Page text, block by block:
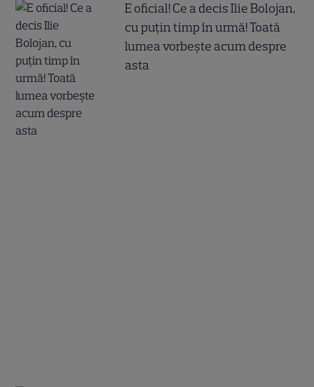
E oficial! Ce a decis Ilie Bolojan,
cu puțin timp în urmă! Toată
lumea vorbește acum despre
asta